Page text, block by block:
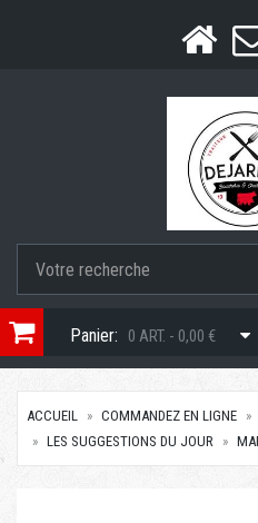
Panier: 0 ART. - 0,00 €
ACCUEIL COMMANDEZ EN LIGNE
LES SUGGESTIONS DU JOUR